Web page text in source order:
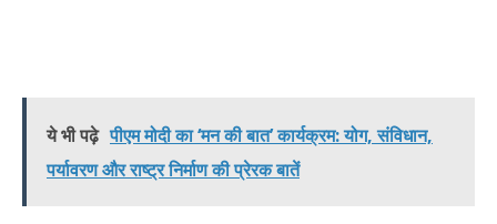
ये भी पढ़े पीएम मोदी का ‘मन की बात’ कार्यक्रम: योग, संविधान,
पर्यावरण और राष्ट्र निर्माण की प्रेरक बातें